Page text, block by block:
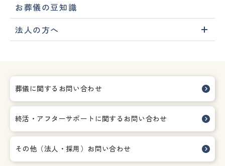
お葬儀の豆知識
法人の方へ
葬儀に関するお問い合わせ
終活・アフターサポートに関する お問い合わせ
その他（法人・採用）お問い合わせ